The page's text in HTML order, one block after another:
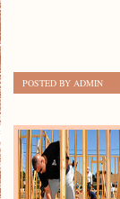
POSTED BY ADMIN